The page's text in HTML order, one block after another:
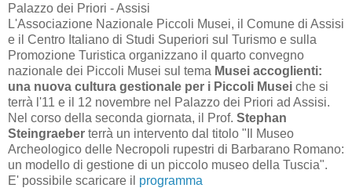
Palazzo dei Priori - Assisi
L'Associazione Nazionale Piccoli Musei, il Comune di Assisi
e il Centro Italiano di Studi Superiori sul Turismo e sulla
Promozione Turistica organizzano il quarto convegno
nazionale dei Piccoli Musei sul tema Musei accoglienti:
una nuova cultura gestionale per i Piccoli Musei che si
terrà l'11 e il 12 novembre nel Palazzo dei Priori ad Assisi.
Nel corso della seconda giornata, il Prof. Stephan
Steingraeber terrà un intervento dal titolo "Il Museo
Archeologico delle Necropoli rupestri di Barbarano Romano:
un modello di gestione di un piccolo museo della Tuscia".
E' possibile scaricare il programma